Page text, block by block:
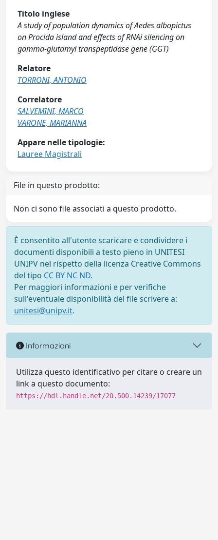
Titolo inglese
A study of population dynamics of Aedes albopictus
on Procida island and effects of RNAi silencing on
gamma-glutamyl transpeptidase gene (GGT)
Relatore
TORRONI, ANTONIO
Correlatore
SALVEMINI, MARCO
VARONE, MARIANNA
Appare nelle tipologie:
Lauree Magistrali
File in questo prodotto:
Non ci sono file associati a questo prodotto.
È consentito all'utente scaricare e condividere i
documenti disponibili a testo pieno in UNITESI
UNIPV nel rispetto della licenza Creative Commons
del tipo CC BY NC ND.
Per maggiori informazioni e per verifiche
sull'eventuale disponibilità del file scrivere a:
unitesi@unipv.it.
Informazioni
Utilizza questo identificativo per citare o creare un
link a questo documento:
https://hdl.handle.net/20.500.14239/17077